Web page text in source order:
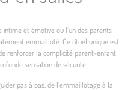
et émotive où l’un des parents
emmailloté. Ce rituel unique est
renforcer la complicité parent-enfant
sensation de sécurité.
pas à pas, de l’emmaillotage à la